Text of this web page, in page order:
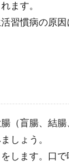
ます。
習慣病の原因
（盲腸、結腸
しょう。
します。口